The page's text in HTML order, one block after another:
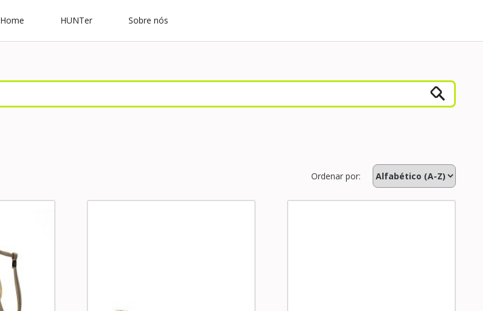
Home HUNTer Sobre nós
Ordenar por: